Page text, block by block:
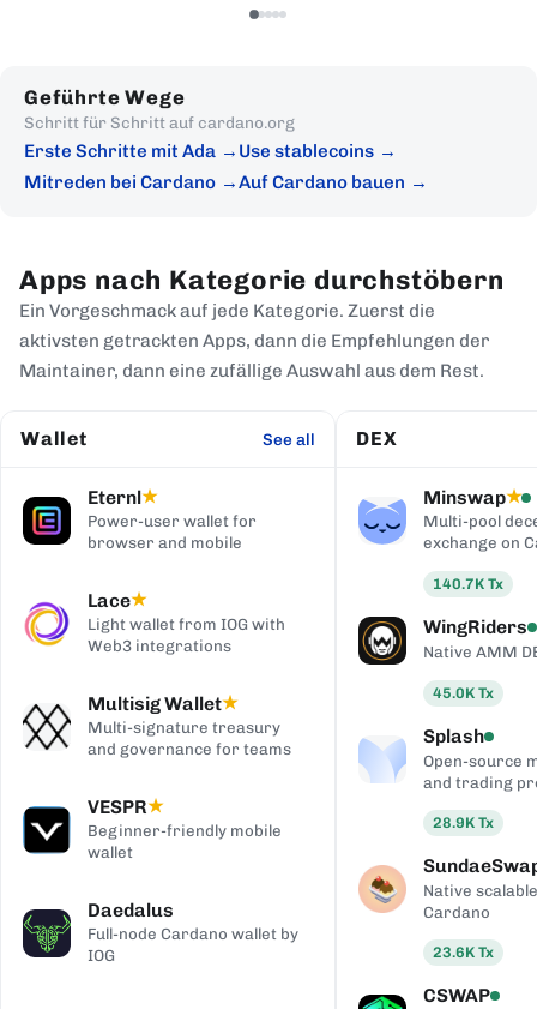
Geführte Wege
Schritt für Schritt auf cardano.org
Erste Schritte mit Ada
Use stablecoins
Mitreden bei Cardano
Auf Cardano bauen
Apps nach Kategorie durchstöbern
Ein Vorgeschmack auf jede Kategorie. Zuerst die
aktivsten getrackten Apps, dann die Empfehlungen der
Maintainer, dann eine zufällige Auswahl aus dem Rest.
Wallet See all
Eternl★
Power-user wallet for
browser and mobile
Lace★
Light wallet from IOG with
Web3 integrations
Multisig Wallet★
Multi-signature treasury
and governance for teams
VESPR★
Beginner-friendly mobile
wallet
Daedalus
Full-node Cardano wallet by
IOG
DEX
Minswap★
Multi-pool
exchange on
140.7K Tx
WingRiders
Native AMM
45.0K Tx
Splash
Open-source
and trading
28.9K Tx
Native
Cardano
23.6K Tx
CSWAP